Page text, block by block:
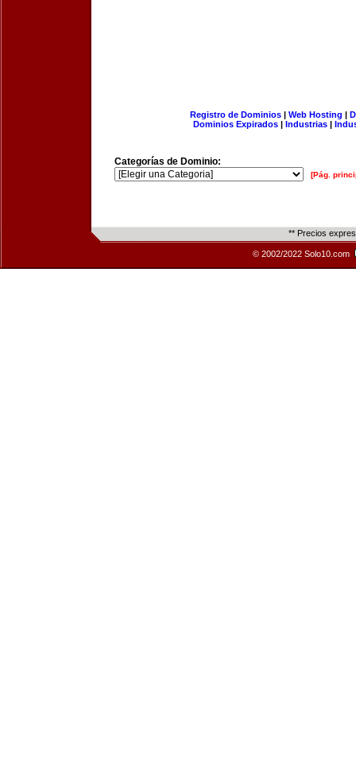
Registro de Dominios| Web Hosting |
Dominios Expirados | Industrias |
Categorías de Dominio:
[Pág.
** Precios
© 2002/2022 Solo10.com